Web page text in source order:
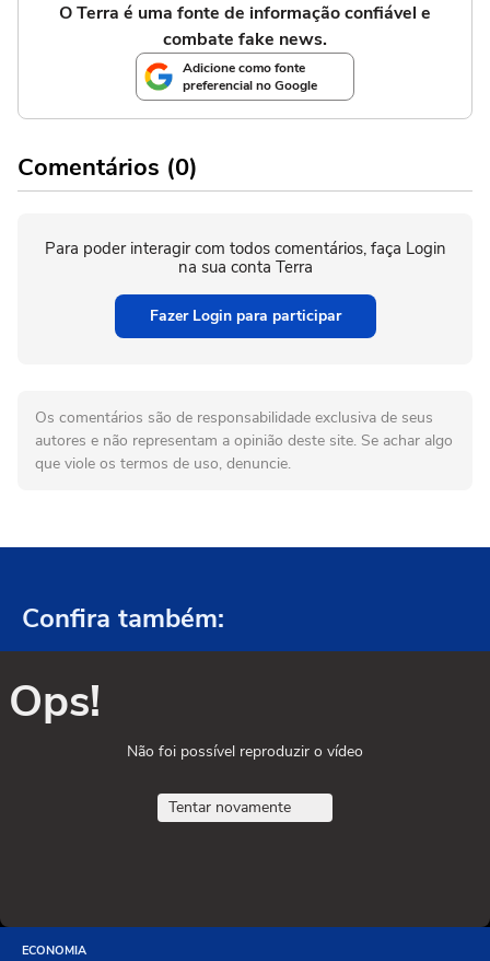
O Terra é uma fonte de informação confiável e
combate fake news.
Adicione como fonte
preferencial no Google
Comentários (0)
Para poder interagir com todos comentários, faça Login
na sua conta Terra
Fazer Login para participar
Os comentários são de responsabilidade exclusiva de seus
autores e não representam a opinião deste site. Se achar algo
que viole os termos de uso, denuncie.
Confira também:
Ops!
Não foi possível reproduzir o vídeo
Tentar novamente
ECONOMIA